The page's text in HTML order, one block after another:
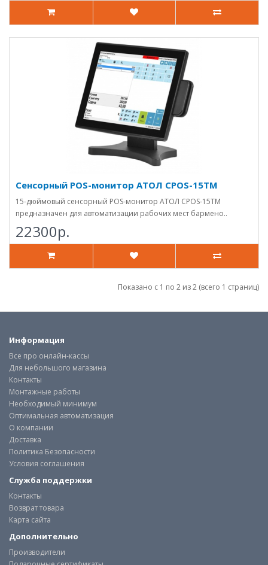
Сенсорный POS-монитор АТОЛ CPOS-15TM
15-дюймовый сенсорный POS-монитор АТОЛ CPOS-15TM
предназначен для автоматизации рабочих мест бармено..
22300р.
Показано с 1 по 2 из 2 (всего 1 страниц)
Информация
Все про онлайн-кассы
Для небольшого магазина
Контакты
Монтажные работы
Необходимый минимум
Оптимальная автоматизация
О компании
Доставка
Политика Безопасности
Условия соглашения
Служба поддержки
Контакты
Возврат товара
Карта сайта
Дополнительно
Производители